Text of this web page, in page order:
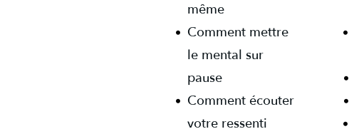
même
Comment mettre
le mental sur
pause
Comment écouter
votre ressenti